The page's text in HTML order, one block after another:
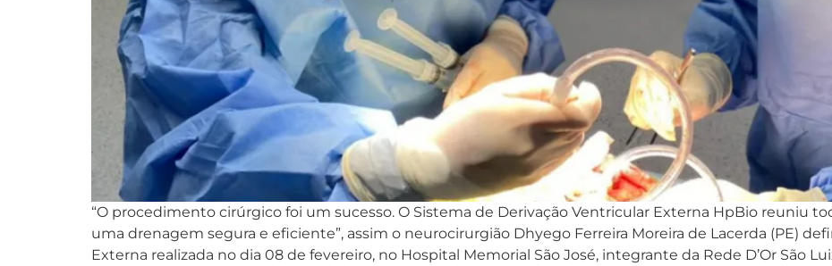
“O procedimento cirúrgico foi um sucesso. O Sistema de Derivação Ventricular Externa HpBio reuniu
uma drenagem segura e eficiente”, assim o neurocirurgião Dhyego Ferreira Moreira de Lacerda (PE)
Externa realizada no dia 08 de fevereiro, no Hospital Memorial São José, integrante da Rede D’Or São